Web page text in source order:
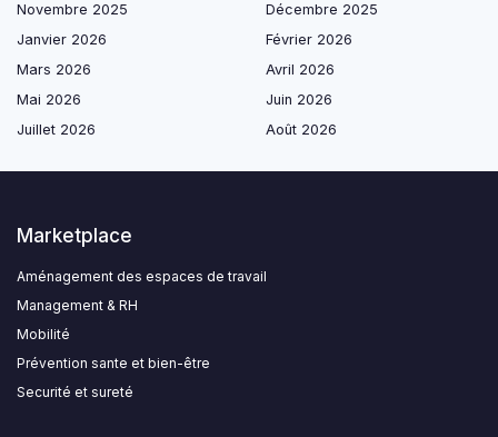
Novembre 2025
Décembre 2025
Janvier 2026
Février 2026
Mars 2026
Avril 2026
Mai 2026
Juin 2026
Juillet 2026
Août 2026
Marketplace
Aménagement des espaces de travail
Management & RH
Mobilité
Prévention sante et bien-être
Securité et sureté